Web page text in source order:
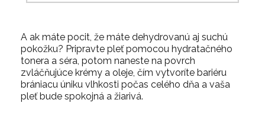
A ak máte pocit, že máte dehydrovanú aj suchú
pokožku? Pripravte pleť pomocou hydratačného
tonera a séra, potom naneste na povrch
zvláčňujúce krémy a oleje, čím vytvoríte bariéru
brániacu úniku vlhkosti počas celého dňa a vaša
pleť bude spokojná a žiarivá.